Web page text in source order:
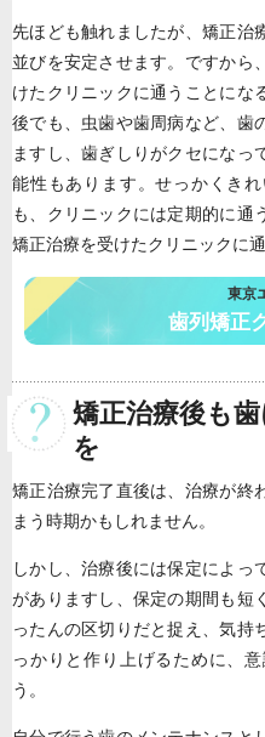
先ほども触れましたが、矯正治
並びを安定させます。ですから
けたクリニックに通うことにな
後でも、虫歯や歯周病など、歯
ますし、歯ぎしりがクセになっ
能性もあります。せっかくき
も、クリニックには定期的に通
矯正治療を受けたクリニックに通
東京
歯列矯正
矯正治療後も
を
矯正治療完了直後は、治療が終
まう時期かもしれません。
しかし、治療後には保定によっ
がありますし、保定の期間も短
ったんの区切りだと捉え、気持
っかりと作り上げるために、
う。